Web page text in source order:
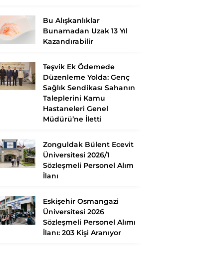
Bu Alışkanlıklar
Bunamadan Uzak 13 Yıl
Kazandırabilir
Teşvik Ek Ödemede
Düzenleme Yolda: Genç
Sağlık Sendikası Sahanın
Taleplerini Kamu
Hastaneleri Genel
Müdürü’ne İletti
Zonguldak Bülent Ecevit
Üniversitesi 2026/1
Sözleşmeli Personel Alım
İlanı
Eskişehir Osmangazi
Üniversitesi 2026
Sözleşmeli Personel Alımı
İlanı: 203 Kişi Aranıyor